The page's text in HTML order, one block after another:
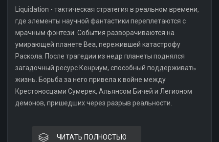
Liquidation - тактическая стратегия в реальном времени,
где элементы научной фантастики переплетаются с
мрачным фэнтези. События разворачиваются на
умирающей планете Веа, пережившей катастрофу
Раскола. После трагедии из недр планеты поднялся
загадочный ресурс Кенриум, способный поддерживать
жизнь. Борьба за него привела к войне между
Крестоносцами Сумерек, Альянсом Бичей и Легионом
демонов, пришедших через разрыв реальности.
ЧИТАТЬ ПОЛНОСТЬЮ